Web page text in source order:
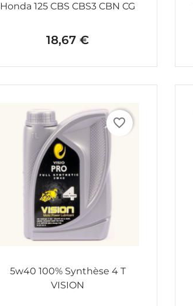
Honda 125 CBS CBS3 CBN CG
Prix
18,67 €
favorite_border
5w40 100% Synthèse 4 T
VISION